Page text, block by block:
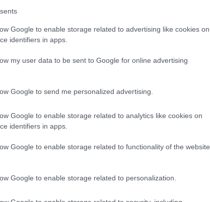
Google to enable storage related to advertising like cookies on
identifiers in apps.
my user data to be sent to Google for online advertising
Google to send me personalized advertising.
Google to enable storage related to analytics like cookies on
identifiers in apps.
Google to enable storage related to functionality of the website
Google to enable storage related to personalization.
mai definitoriu instantaneu pentru o
este perceput ca o binecuvantare a